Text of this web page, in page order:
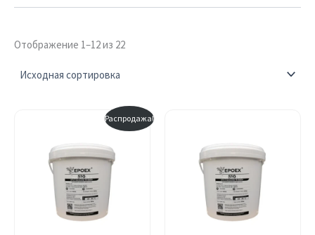
Отображение 1–12 из 22
Распродажа!